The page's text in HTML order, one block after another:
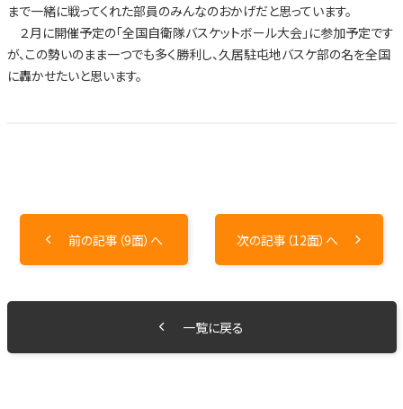
まで一緒に戦ってくれた部員のみんなのおかげだと思っています。
２月に開催予定の「全国自衛隊バスケットボール大会」に参加予定です
が、この勢いのまま一つでも多く勝利し、久居駐屯地バスケ部の名を全国
に轟かせたいと思います。
前の記事（9面）へ 次の記事（12面）へ
一覧に戻る